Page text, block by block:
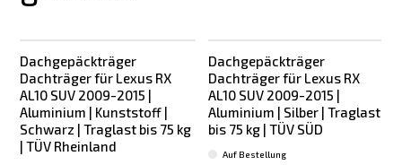
Dachgepäckträger
Dachträger für Lexus RX
AL10 SUV 2009-2015 |
Aluminium | Kunststoff |
Schwarz | Traglast bis 75 kg
| TÜV Rheinland
Dachgepäckträger
Dachträger für Lexus RX
AL10 SUV 2009-2015 |
Aluminium | Silber | Traglast
bis 75 kg | TÜV SÜD
Auf Bestellung